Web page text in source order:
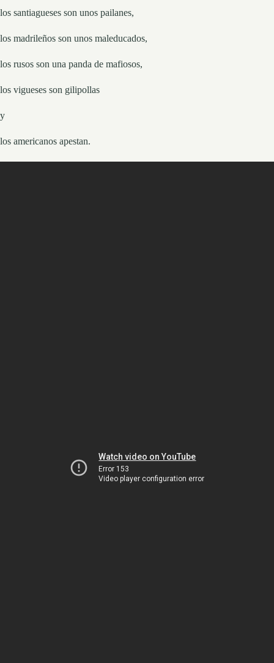
los santiagueses son unos pailanes,
los madrileños son unos maleducados,
los rusos son una panda de mafiosos,
los vigueses son gilipollas
y
los americanos apestan.